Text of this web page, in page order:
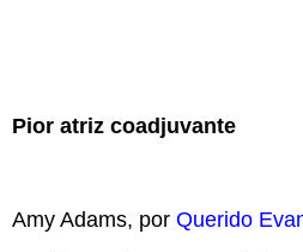
Pior atriz coadjuvante
Amy Adams, por Querido